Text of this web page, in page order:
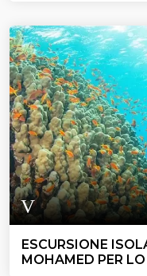
ESCURSIONE
MOHAMED PER